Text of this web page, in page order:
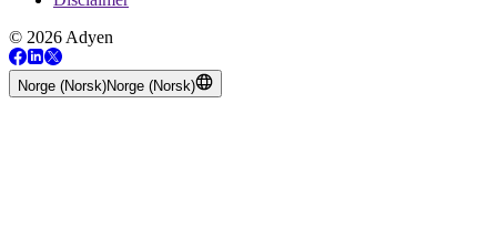
© 2026 Adyen
Norge (Norsk)Norge (Norsk)